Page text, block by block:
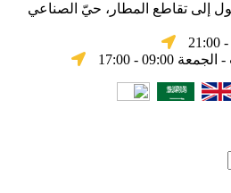
إلى تقاطع المطار، حيّ الصناعي
09:00 - 17:00